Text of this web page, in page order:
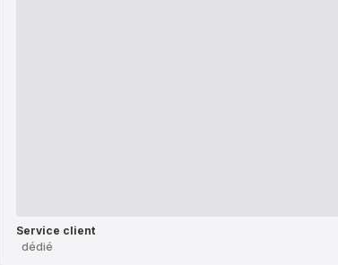
Service client
dédié